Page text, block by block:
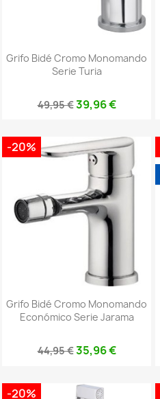
Grifo Bidé Cromo Monomando
Serie Turia
49,95 €39,96 €
Grifo Bidé Cromo Monomando
Económico Serie Jarama
44,95 €35,96 €
-20%
-20%